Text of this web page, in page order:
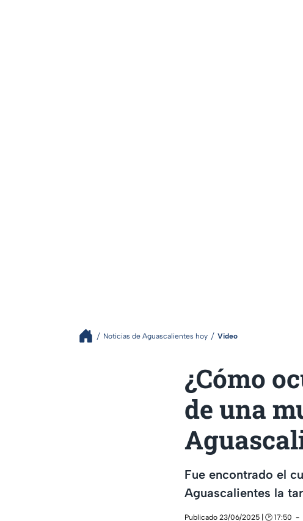
Noticias de Aguascalientes hoy Video
¿Cómo
de una
Fue encontrado el
Aguascalientes la
Publicado 23/06/2025 | 🕑 17:50